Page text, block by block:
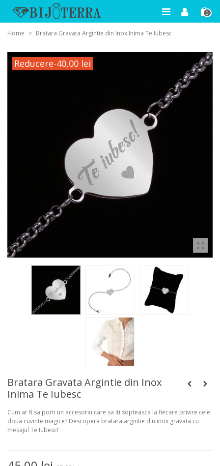
0
Home > Bratara Gravata Argintie din Inox Inima Te Iubesc
Reducere-40,00 lei
Bratara Gravata Argintie din Inox
Inima Te Iubesc
Cum ar fi sa porti un accesoriu care sa iti sopteasca la fiecare privire cele
doua cuvinte magice? Descopera bratara argintie din inox gravata cu
mesajul Te Iubesc!